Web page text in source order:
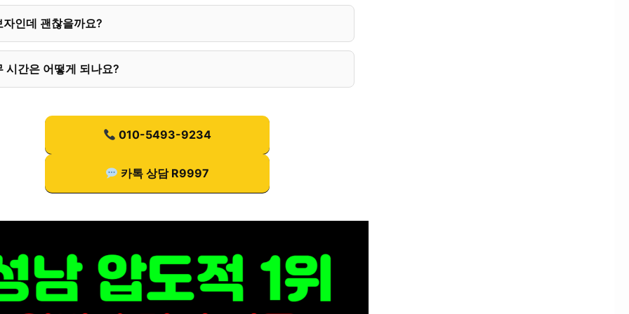
자인데 괜찮을까요?
시간은 어떻게 되나요?
010-5493-9234
카톡 상담 R9997